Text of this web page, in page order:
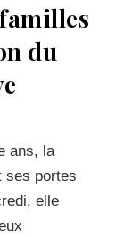
du
ans, la
ses portes
elle